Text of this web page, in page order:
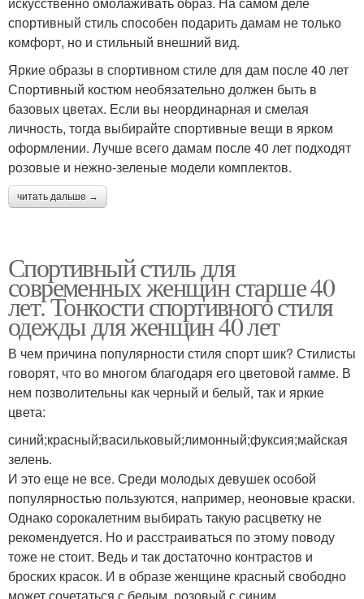
спортивный стиль способен подарить дамам не только
комфорт, но и стильный внешний вид.
Яркие образы в спортивном стиле для дам после 40 лет
Спортивный костюм необязательно должен быть в
базовых цветах. Если вы неординарная и смелая
личность, тогда выбирайте спортивные вещи в ярком
оформлении. Лучше всего дамам после 40 лет подходят
розовые и нежно-зеленые модели комплектов.
читать дальше →
Спортивный стиль для
современных женщин старше 40
лет. Тонкости спортивного стиля
одежды для женщин 40 лет
В чем причина популярности стиля спорт шик? Стилисты
говорят, что во многом благодаря его цветовой гамме. В
нем позволительны как черный и белый, так и яркие
цвета:
синий;красный;васильковый;лимонный;фуксия;майская
зелень.
И это еще не все. Среди молодых девушек особой
популярностью пользуются, например, неоновые краски.
Однако сорокалетним выбирать такую расцветку не
рекомендуется. Но и расстраиваться по этому поводу
тоже не стоит. Ведь и так достаточно контрастов и
броских красок. И в образе женщине красный свободно